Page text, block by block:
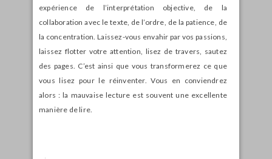
expérience de l’interprétation objective, de la
collaboration avec le texte, de l’ordre, de la patience, de
la concentration. Laissez-vous envahir par vos passions,
laissez flotter votre attention, lisez de travers, sautez
des pages. C’est ainsi que vous transformerez ce que
vous lisez pour le réinventer. Vous en conviendrez
alors : la mauvaise lecture est souvent une excellente
manière de lire.